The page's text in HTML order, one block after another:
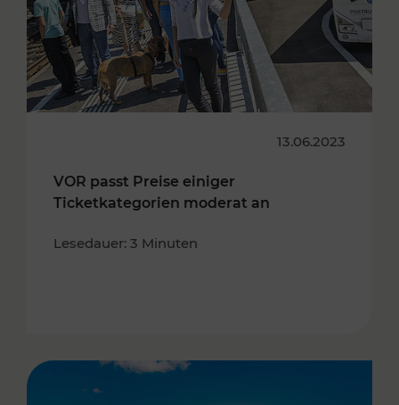
13.06.2023
VOR passt Preise einiger
Ticketkategorien moderat an
Lesedauer: 3 Minuten